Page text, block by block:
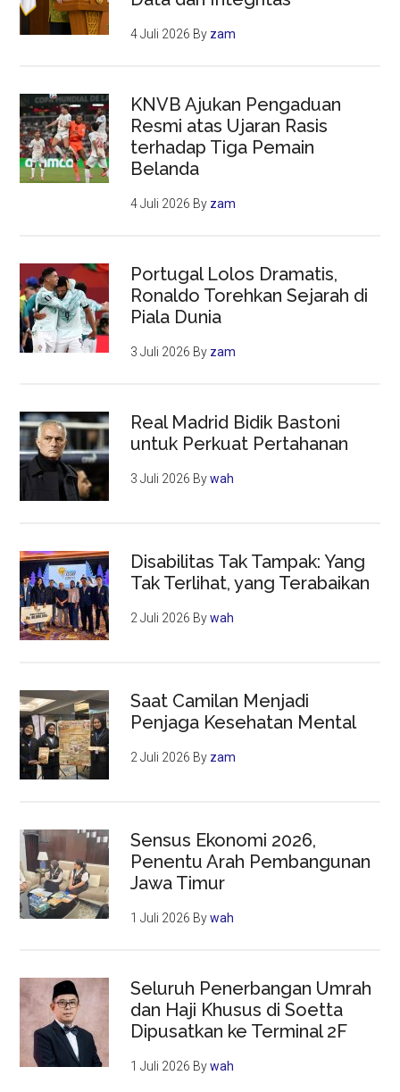
4 Juli 2026 By zam
KNVB Ajukan Pengaduan
Resmi atas Ujaran Rasis
terhadap Tiga Pemain
Belanda
4 Juli 2026 By zam
Portugal Lolos Dramatis,
Ronaldo Torehkan Sejarah di
Piala Dunia
3 Juli 2026 By zam
Real Madrid Bidik Bastoni
untuk Perkuat Pertahanan
3 Juli 2026 Bywah
Disabilitas Tak Tampak: Yang
Tak Terlihat, yang Terabaikan
2 Juli 2026 Bywah
Saat Camilan Menjadi
Penjaga Kesehatan Mental
2 Juli 2026 By zam
Sensus Ekonomi 2026,
Penentu Arah Pembangunan
Jawa Timur
1 Juli 2026 Bywah
Seluruh Penerbangan Umrah
dan Haji Khusus di Soetta
Dipusatkan ke Terminal 2F
1 Juli 2026 Bywah